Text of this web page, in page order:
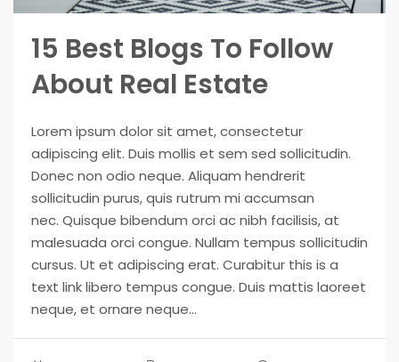
15 Best Blogs To Follow
About Real Estate
Lorem ipsum dolor sit amet, consectetur
adipiscing elit. Duis mollis et sem sed sollicitudin.
Donec non odio neque. Aliquam hendrerit
sollicitudin purus, quis rutrum mi accumsan
nec. Quisque bibendum orci ac nibh facilisis, at
malesuada orci congue. Nullam tempus sollicitudin
cursus. Ut et adipiscing erat. Curabitur this is a
text link libero tempus congue. Duis mattis laoreet
neque, et ornare neque...